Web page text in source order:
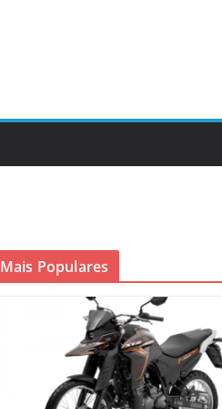
Mais Populares